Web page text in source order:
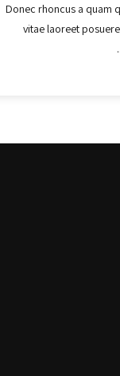
Donec rhoncus a quam
vitae laoreet